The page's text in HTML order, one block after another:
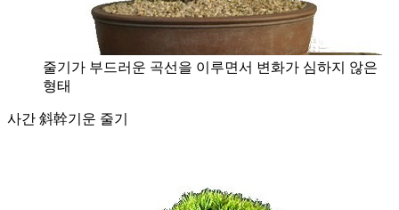
줄기가 부드러운 곡선을 이루면서 변화가 심하지 않은
형태
사간 斜幹기운 줄기